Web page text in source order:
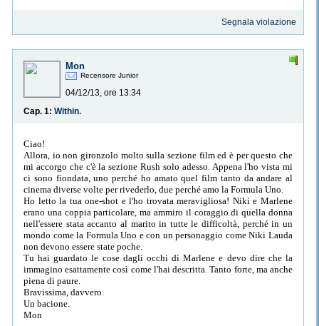
Segnala violazione
Mon
Recensore Junior
04/12/13, ore 13:34
Cap. 1: Within.
Ciao!
Allora, io non gironzolo molto sulla sezione film ed è per questo che
mi accorgo che c'è la sezione Rush solo adesso. Appena l'ho vista mi
ci sono fiondata, uno perché ho amato quel film tanto da andare al
cinema diverse volte per rivederlo, due perché amo la Formula Uno.
Ho letto la tua one-shot e l'ho trovata meravigliosa! Niki e Marlene
erano una coppia particolare, ma ammiro il coraggio di quella donna
nell'essere stata accanto al marito in tutte le difficoltà, perché in un
mondo come la Formula Uno e con un personaggio come Niki Lauda
non devono essere state poche.
Tu hai guardato le cose dagli occhi di Marlene e devo dire che la
immagino esattamente così come l'hai descritta. Tanto forte, ma anche
piena di paure.
Bravissima, davvero.
Un bacione.
Mon